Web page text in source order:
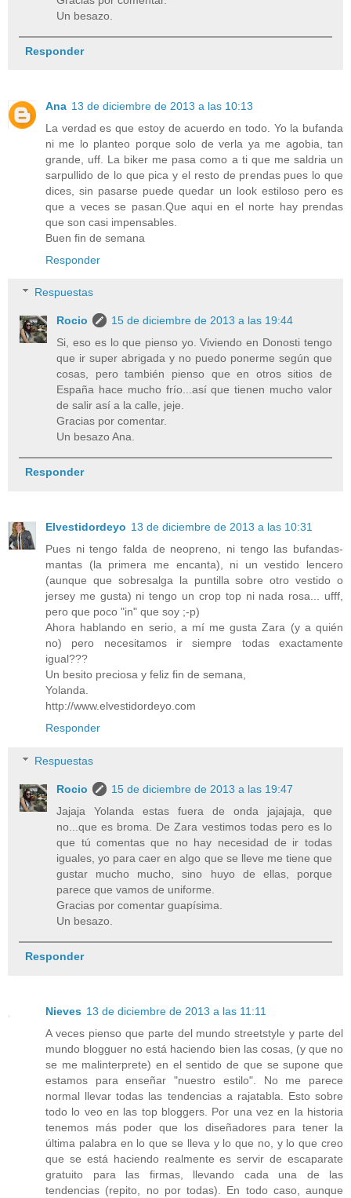
Un besazo.
Responder
Ana 13 de diciembre de 2013 a las 10:13
La verdad es que estoy de acuerdo en todo. Yo la bufanda
ni me lo planteo porque solo de verla ya me agobia, tan
grande, uff. La biker me pasa como a ti que me saldria un
sarpullido de lo que pica y el resto de prendas pues lo que
dices, sin pasarse puede quedar un look estiloso pero es
que a veces se pasan.Que aqui en el norte hay prendas
que son casi impensables.
Buen fin de semana
Responder
Respuestas
Rocio
15 de diciembre de 2013 a las 19:44
Si, eso es lo que pienso yo. Viviendo en Donosti tengo
que ir super abrigada y no puedo ponerme según que
cosas, pero también pienso que en otros sitios de
España hace mucho frío...así que tienen mucho valor
de salir así a la calle, jeje.
Gracias por comentar.
Un besazo Ana.
Responder
Elvestidordeyo 13 de diciembre de 2013 a las 10:31
Pues ni tengo falda de neopreno, ni tengo las bufandas-
mantas (la primera me encanta), ni un vestido lencero
(aunque que sobresalga la puntilla sobre otro vestido o
jersey me gusta) ni tengo un crop top ni nada rosa... ufff,
pero que poco "in" que soy ;-p)
Ahora hablando en serio, a mí me gusta Zara (y a quién
no) pero necesitamos ir siempre todas exactamente
igual???
Un besito preciosa y feliz fin de semana,
Yolanda.
http://www.elvestidordeyo.com
Responder
Respuestas
Rocio
15 de diciembre de 2013 a las 19:47
Jajaja Yolanda estas fuera de onda jajajaja, que
no...que es broma. De Zara vestimos todas pero es lo
que tú comentas que no hay necesidad de ir todas
iguales, yo para caer en algo que se lleve me tiene que
gustar mucho mucho, sino huyo de ellas, porque
parece que vamos de uniforme.
Gracias por comentar guapísima.
Un besazo.
Responder
Nieves 13 de diciembre de 2013 a las 11:11
A veces pienso que parte del mundo streetstyle y parte del
mundo blogguer no está haciendo bien las cosas, (y que no
se me malinterprete) en el sentido de que se supone que
estamos para enseñar "nuestro estilo". No me parece
normal llevar todas las tendencias a rajatabla. Esto sobre
todo lo veo en las top bloggers. Por una vez en la historia
tenemos más poder que los diseñadores para tener la
última palabra en lo que se lleva y lo que no, y lo que creo
que se está haciendo realmente es servir de escaparate
gratuito para las firmas, llevando cada una de las
tendencias (repito, no por todas). En todo caso, aunque